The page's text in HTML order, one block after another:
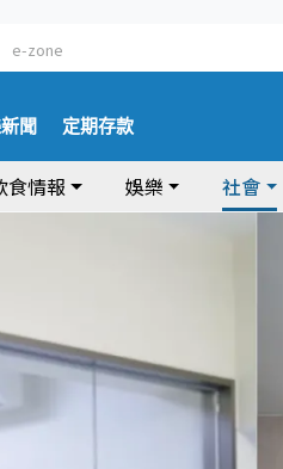
e-zone
聞 定期存款
食情報 娛樂 社會